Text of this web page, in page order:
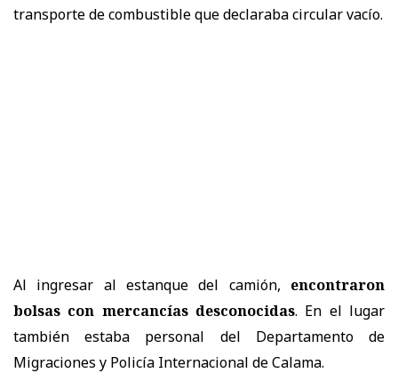
transporte de combustible que declaraba circular vacío.
Al ingresar al estanque del camión, encontraron
bolsas con mercancías desconocidas. En el lugar
también estaba personal del Departamento de
Migraciones y Policía Internacional de Calama.